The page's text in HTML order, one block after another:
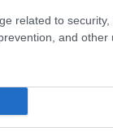
related to security,
and other